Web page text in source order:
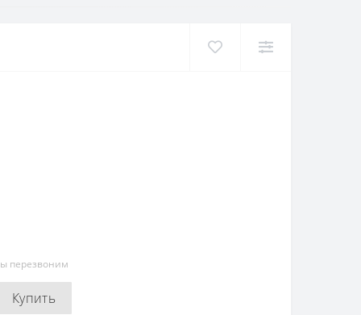
перезвоним
Купить